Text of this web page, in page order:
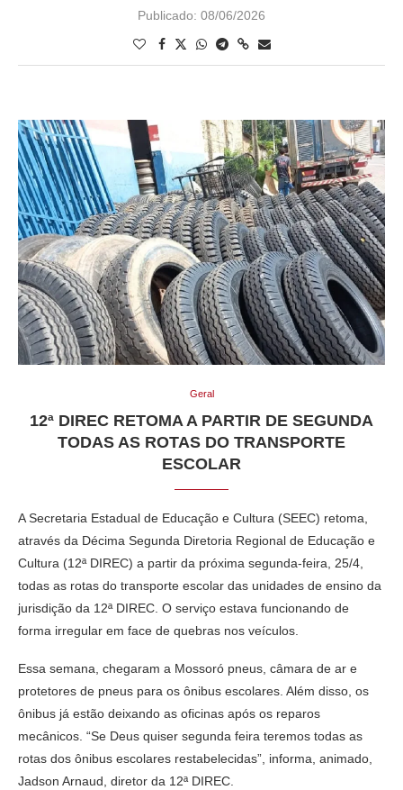
Publicado: 08/06/2026
Geral
12ª DIREC RETOMA A PARTIR DE SEGUNDA
TODAS AS ROTAS DO TRANSPORTE
ESCOLAR
A Secretaria Estadual de Educação e Cultura (SEEC) retoma,
através da Décima Segunda Diretoria Regional de Educação e
Cultura (12ª DIREC) a partir da próxima segunda-feira, 25/4,
todas as rotas do transporte escolar das unidades de ensino da
jurisdição da 12ª DIREC. O serviço estava funcionando de
forma irregular em face de quebras nos veículos.
Essa semana, chegaram a Mossoró pneus, câmara de ar e
protetores de pneus para os ônibus escolares. Além disso, os
ônibus já estão deixando as oficinas após os reparos
mecânicos. “Se Deus quiser segunda feira teremos todas as
rotas dos ônibus escolares restabelecidas”, informa, animado,
Jadson Arnaud, diretor da 12ª DIREC.